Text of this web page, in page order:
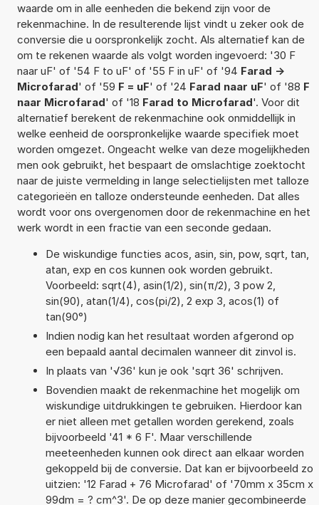
waarde om in alle eenheden die bekend zijn voor de
rekenmachine. In de resulterende lijst vindt u zeker ook de
conversie die u oorspronkelijk zocht. Als alternatief kan de
om te rekenen waarde als volgt worden ingevoerd: '30 F
naar uF' of '54 F to uF' of '55 F in uF' of '94 Farad ->
Microfarad' of '59 F = uF' of '24 Farad naar uF' of '88 F
naar Microfarad' of '18 Farad to Microfarad'. Voor dit
alternatief berekent de rekenmachine ook onmiddellijk in
welke eenheid de oorspronkelijke waarde specifiek moet
worden omgezet. Ongeacht welke van deze mogelijkheden
men ook gebruikt, het bespaart de omslachtige zoektocht
naar de juiste vermelding in lange selectielijsten met talloze
categorieën en talloze ondersteunde eenheden. Dat alles
wordt voor ons overgenomen door de rekenmachine en het
werk wordt in een fractie van een seconde gedaan.
De wiskundige functies acos, asin, sin, pow, sqrt, tan,
atan, exp en cos kunnen ook worden gebruikt.
Voorbeeld: sqrt(4), asin(1/2), sin(π/2), 3 pow 2,
sin(90), atan(1/4), cos(pi/2), 2 exp 3, acos(1) of
tan(90°)
Indien nodig kan het resultaat worden afgerond op
een bepaald aantal decimalen wanneer dit zinvol is.
In plaats van '√36' kun je ook 'sqrt 36' schrijven.
Bovendien maakt de rekenmachine het mogelijk om
wiskundige uitdrukkingen te gebruiken. Hierdoor kan
er niet alleen met getallen worden gerekend, zoals
bijvoorbeeld '41 * 6 F'. Maar verschillende
meeteenheden kunnen ook direct aan elkaar worden
gekoppeld bij de conversie. Dat kan er bijvoorbeeld zo
uitzien: '12 Farad + 76 Microfarad' of '70mm x 35cm x
99dm = ? cm^3'. De op deze manier gecombineerde